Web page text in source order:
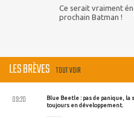
Ce serait vraiment
prochain Batman !
LES BRÈVES TOUT VOIR
Blue Beetle : pas de panique,
toujours en développement.
09:20